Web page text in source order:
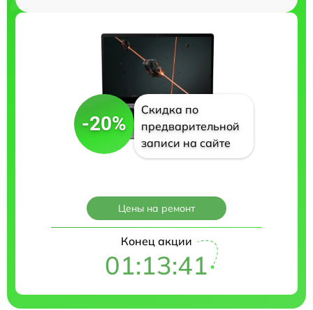
-20%
Скидка по
предварительной
записи на сайте
Цены на ремонт
Конец акции
01:13:40